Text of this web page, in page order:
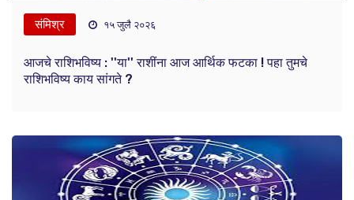
संमिश्र १५ जुलै २०२६
आजचे राशिभविष्य : ''या'' राशींना आज आर्थिक फटका ! पहा तुमचे
राशिभविष्य काय सांगते ?